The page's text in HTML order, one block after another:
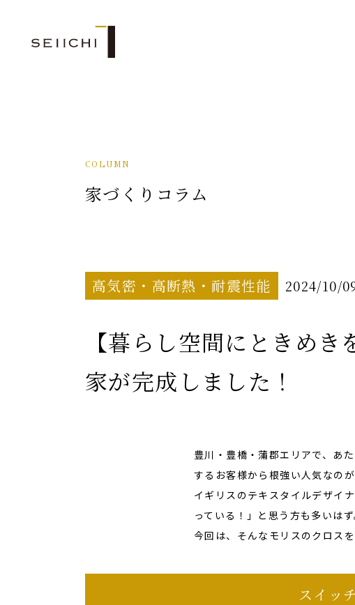
COLUMN
家づくりコラム
高気密・高断熱・耐震性能 2024/10/
【暮らし空間にときめ
家が完成しました！
豊川・豊橋・蒲郡エリアで、あ
するお客様から根強い人気なの
イギリスのテキスタイルデザイ
っている！」と思う方も多いはず
今回は、そんなモリスのクロス
スイッ